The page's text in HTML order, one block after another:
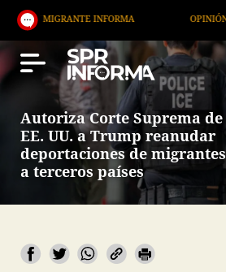
INFORMA
Autoriza Corte Suprema de
EE. UU. a Trump reanudar
deportaciones de migrantes
a terceros países